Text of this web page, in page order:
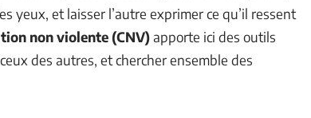
yeux, et laisser l’autre exprimer ce qu’il ressent
non violente (CNV)apporte ici des outils
des autres, et chercher ensemble des